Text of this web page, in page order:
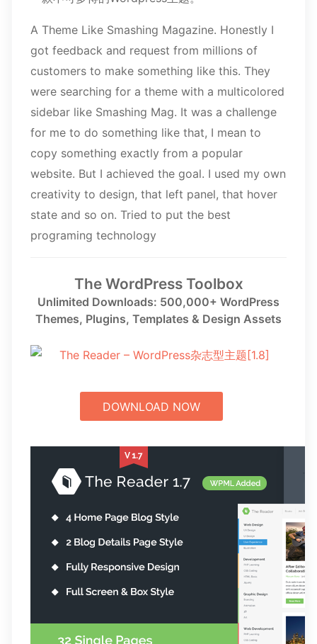
A Theme Like Smashing Magazine. Honestly I
got feedback and request from millions of
customers to make something like this. They
were searching for a theme with a multicolored
sidebar like Smashing Mag. It was a challenge
for me to do something like that, I mean to
copy something exactly from a popular
website. But I achieved the goal. I used my own
creativity to design, that left panel, that hover
state and so on. Tried to put the best
programing technology
The WordPress Toolbox
Unlimited Downloads: 500,000+ WordPress
Themes, Plugins, Templates & Design Assets
DOWNLOAD NOW